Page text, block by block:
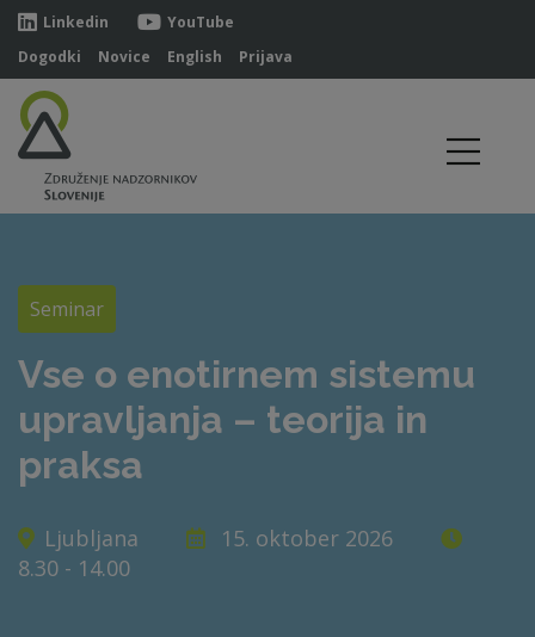
Linkedin
YouTube
Dogodki
Novice English Prijava
Seminar
Vse o enotirnem sistemu
upravljanja – teorija in
praksa
Ljubljana
15. oktober 2026
8.30 - 14.00